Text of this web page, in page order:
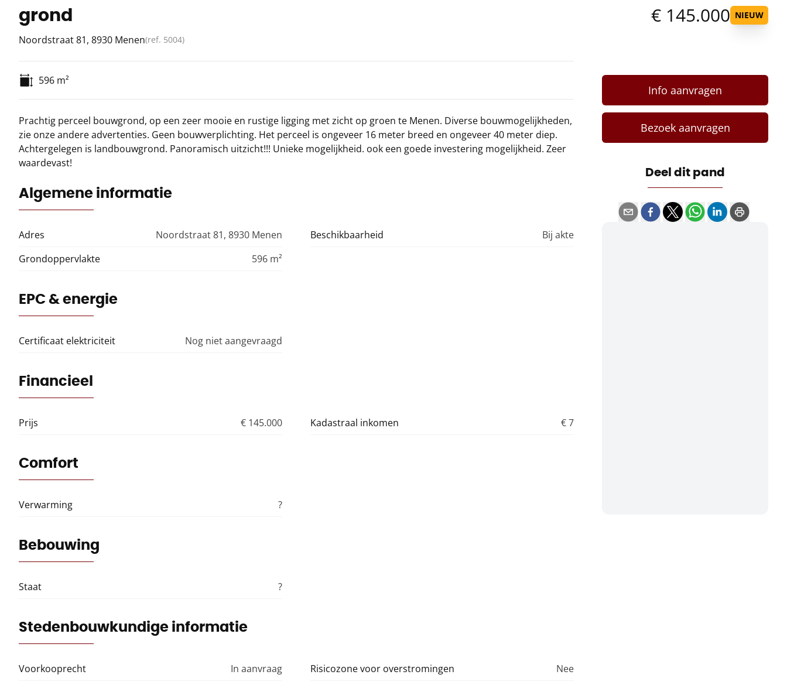
grond € 145.000 NIEUW
Noordstraat 81, 8930 Menen(ref. 5004)
596 m²
Prachtig perceel bouwgrond, op een zeer mooie en rustige ligging met zicht op groen te Menen. Diverse bouwmogelijkheden,
zie onze andere advertenties. Geen bouwverplichting. Het perceel is ongeveer 16 meter breed en ongeveer 40 meter diep.
Achtergelegen is landbouwgrond. Panoramisch uitzicht!!! Unieke mogelijkheid. ook een goede investering mogelijkheid. Zeer
waardevast!
Algemene informatie
Adres Noordstraat 81, 8930 Menen Beschikbaarheid
Bij akte
Grondoppervlakte
596 m²
EPC & energie
Certificaat elektriciteit Nog niet aangevraagd
Financieel
Prijs € 145.000 Kadastraal inkomen € 7
Comfort
Verwarming ?
Bebouwing
Staat ?
Stedenbouwkundige informatie
Voorkooprecht In aanvraag Risicozone voor overstromingen Nee
Info aanvragen
Bezoek aanvragen
Deel dit pand